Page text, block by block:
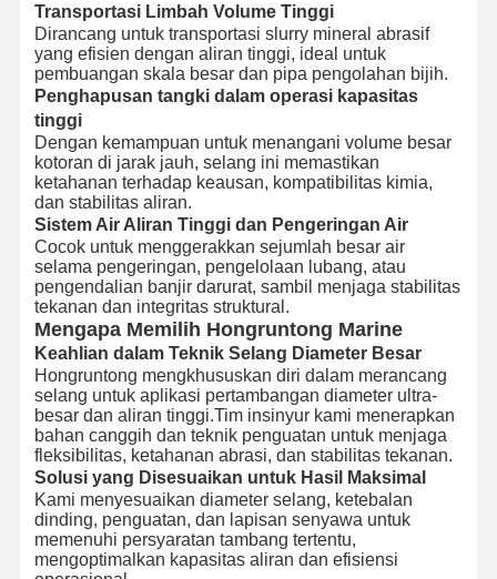
Transportasi Limbah Volume Tinggi
Dirancang untuk transportasi slurry mineral abrasif
yang efisien dengan aliran tinggi, ideal untuk
pembuangan skala besar dan pipa pengolahan bijih.
Penghapusan tangki dalam operasi kapasitas
tinggi
Dengan kemampuan untuk menangani volume besar
kotoran di jarak jauh, selang ini memastikan
ketahanan terhadap keausan, kompatibilitas kimia,
dan stabilitas aliran.
Sistem Air Aliran Tinggi dan Pengeringan Air
Cocok untuk menggerakkan sejumlah besar air
selama pengeringan, pengelolaan lubang, atau
pengendalian banjir darurat, sambil menjaga stabilitas
tekanan dan integritas struktural.
Mengapa Memilih Hongruntong Marine
Keahlian dalam Teknik Selang Diameter Besar
Hongruntong mengkhususkan diri dalam merancang
selang untuk aplikasi pertambangan diameter ultra-
besar dan aliran tinggi.Tim insinyur kami menerapkan
bahan canggih dan teknik penguatan untuk menjaga
fleksibilitas, ketahanan abrasi, dan stabilitas tekanan.
Solusi yang Disesuaikan untuk Hasil Maksimal
Kami menyesuaikan diameter selang, ketebalan
dinding, penguatan, dan lapisan senyawa untuk
memenuhi persyaratan tambang tertentu,
mengoptimalkan kapasitas aliran dan efisiensi